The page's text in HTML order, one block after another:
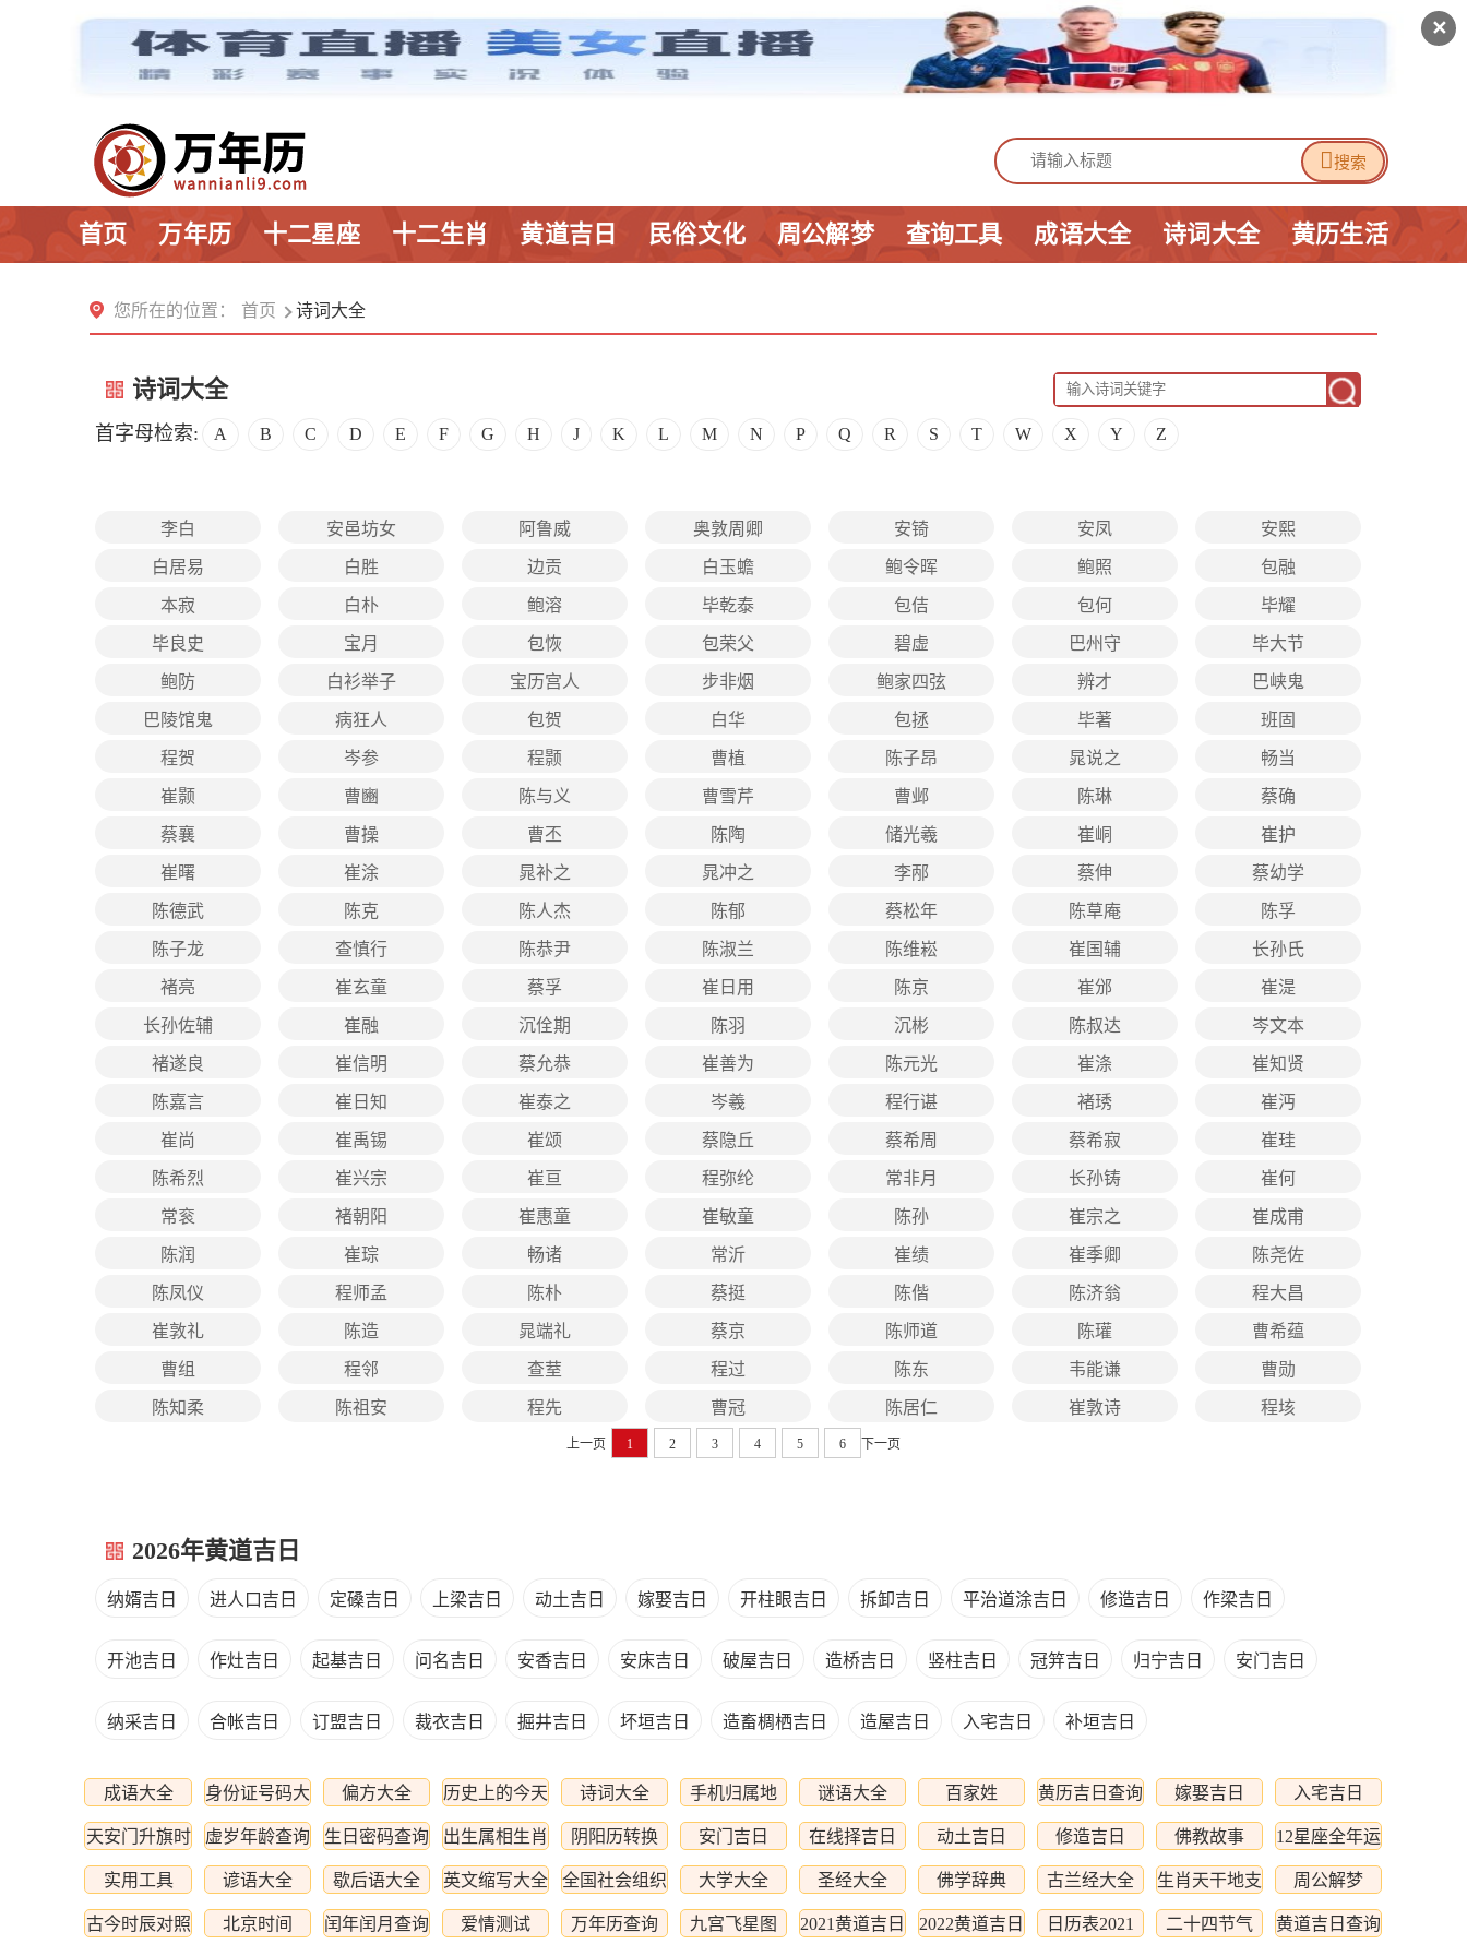
✕
搜索
首页 万年历 十二星座 十二生肖 黄道吉日 民俗文化 周公解梦 查询工具 成语大全 诗词大全 黄历生活
您所在的位置： 首页 诗词大全
诗词大全
首字母检索: A B C D E F G H J K L M N P Q R S T W X Y Z
李白 安邑坊女 阿鲁威 奥敦周卿 安锜 安凤 安熙
白居易 白胜 边贡 白玉蟾 鲍令晖 鲍照 包融
本寂 白朴 鲍溶 毕乾泰 包佶 包何 毕耀
毕良史 宝月 包恢 包荣父 碧虚 巴州守 毕大节
鲍防 白衫举子 宝历宫人 步非烟 鲍家四弦 辨才 巴峡鬼
巴陵馆鬼 病狂人 包贺 白华 包拯 毕著 班固
程贺 岑参 程颢 曹植 陈子昂 晁说之 畅当
崔颢 曹豳 陈与义 曹雪芹 曹邺 陈琳 蔡确
蔡襄 曹操 曹丕 陈陶 储光羲 崔峒 崔护
崔曙 崔涂 晁补之 晁冲之 李邴 蔡伸 蔡幼学
陈德武 陈克 陈人杰 陈郁 蔡松年 陈草庵 陈孚
陈子龙 查慎行 陈恭尹 陈淑兰 陈维崧 崔国辅 长孙氏
褚亮 崔玄童 蔡孚 崔日用 陈京 崔邠 崔湜
长孙佐辅 崔融 沉佺期 陈羽 沉彬 陈叔达 岑文本
褚遂良 崔信明 蔡允恭 崔善为 陈元光 崔涤 崔知贤
陈嘉言 崔日知 崔泰之 岑羲 程行谌 褚琇 崔沔
崔尚 崔禹锡 崔颂 蔡隐丘 蔡希周 蔡希寂 崔珪
陈希烈 崔兴宗 崔亘 程弥纶 常非月 长孙铸 崔何
常衮 褚朝阳 崔惠童 崔敏童 陈孙 崔宗之 崔成甫
陈润 崔琮 畅诸 常沂 崔绩 崔季卿 陈尧佐
陈凤仪 程师孟 陈朴 蔡挺 陈偕 陈济翁 程大昌
崔敦礼 陈造 晁端礼 蔡京 陈师道 陈瓘 曹希蕴
曹组 程邻 查荎 程过 陈东 韦能谦 曹勋
陈知柔 陈祖安 程先 曹冠 陈居仁 崔敦诗 程垓
上一页 1 2 3 4 5 6 下一页
2026年黄道吉日
纳婿吉日 进人口吉日 定磉吉日 上梁吉日 动土吉日 嫁娶吉日 开柱眼吉日 拆卸吉日 平治道涂吉日 修造吉日 作梁吉日
开池吉日 作灶吉日 起基吉日 问名吉日 安香吉日 安床吉日 破屋吉日 造桥吉日 竖柱吉日 冠笄吉日 归宁吉日 安门吉日
纳采吉日 合帐吉日 订盟吉日 裁衣吉日 掘井吉日 坏垣吉日 造畜椆栖吉日 造屋吉日 入宅吉日 补垣吉日
成语大全
身份证号码大
全
偏方大全 历史上的今天 诗词大全 手机归属地 谜语大全 百家姓 黄历吉日查询 嫁娶吉日 入宅吉日
天安门升旗时
间
虚岁年龄查询 生日密码查询
出生属相生肖
查询
阴阳历转换 安门吉日 在线择吉日 动土吉日 修造吉日 佛教故事
12星座全年运
程
实用工具
谚语大全 歇后语大全 英文缩写大全 全国社会组织 大学大全 圣经大全 佛学辞典 古兰经大全
生肖天干地支
相配
周公解梦
古今时辰对照
北京时间
闰年闰月查询
爱情测试 万年历查询 九宫飞星图 2021黄道吉日 2022黄道吉日 日历表2021 二十四节气 黄道吉日查询